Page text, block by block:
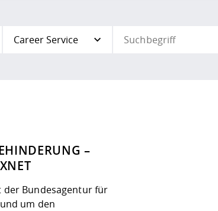
Career Service
–
der Bundesagentur für
um den